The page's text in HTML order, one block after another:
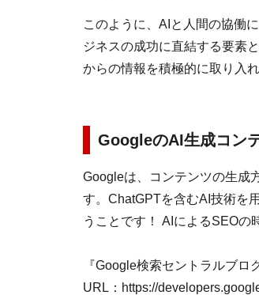
このように、AIと人間の協働
ジネスの成功に直結する要素
からの情報を積極的に取り入
GoogleのAI生成コン
Googleは、コンテンツの生成
す。ChatGPTを含むAI技術を
うことです！ AIによるSEOの
『Google検索セントラルブロ
URL：https://